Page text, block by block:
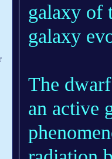
galaxy of
galaxy
The
an active